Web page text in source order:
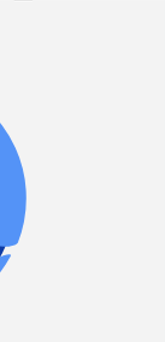
avec Xe